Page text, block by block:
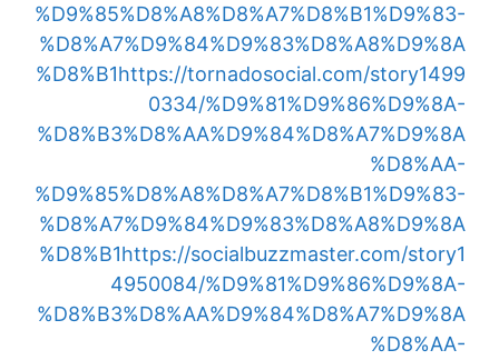
%D9%85%D8%A8%D8%A7%D8%B1%D9%83-
%D8%A7%D9%84%D9%83%D8%A8%D9%8A
%D8%B1https://tornadosocial.com/story1499
0334/%D9%81%D9%86%D9%8A-
%D8%B3%D8%AA%D9%84%D8%A7%D9%8A
%D8%AA-
%D9%85%D8%A8%D8%A7%D8%B1%D9%83-
%D8%A7%D9%84%D9%83%D8%A8%D9%8A
%D8%B1https://socialbuzzmaster.com/story1
4950084/%D9%81%D9%86%D9%8A-
%D8%B3%D8%AA%D9%84%D8%A7%D9%8A
%D8%AA-